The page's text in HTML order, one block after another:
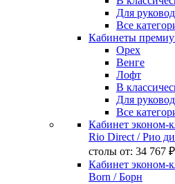
Для
Все
Кабинеты
Орех
Венге
Лофт
В
Для
Все
Кабинет эконом-
Rio Direct / Рио
столы от: 34 767 ₽
Кабинет эконом-
Born / Борн